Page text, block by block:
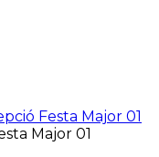
Festa Major 01
Major 01